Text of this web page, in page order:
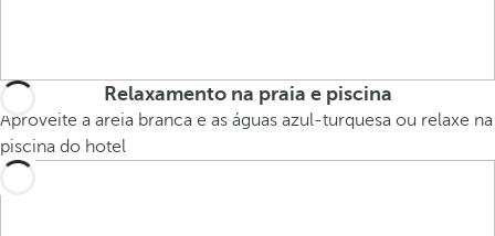
Relaxamento na praia e piscina
Aproveite a areia branca e as águas azul-turquesa ou relaxe na
piscina do hotel